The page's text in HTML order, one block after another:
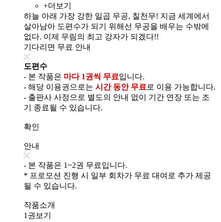
+더보기
하늘 아래 가장 강한 일곱 무공, 칠천무! 지금 세계에서
살아남아 도편수가 되기 위해선 무공을 배우는 수밖에
없다. 이제 무림의 최고 강자가 되겠다!!
기다리면 무료 안내
도편수
- 본 작품은 마다 1권씩 무료입니다.
- 해당 이용권으로는 시간 동안 무료 로 이용 가능합니다.
- 출판사 사정으로 별도의 안내 없이 기간 연장 또는 조
기 종료될 수 있습니다.
확인
안내
- 본 작품은 1~2권 무료입니다.
* 프로모션 진행 시 일부 회차가 무료 대여로 추가 제공
될 수 있습니다.
작품소개
1권보기